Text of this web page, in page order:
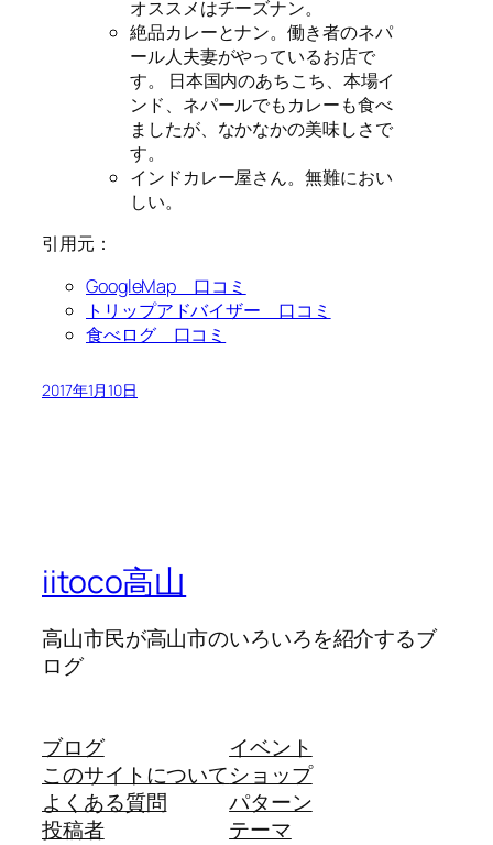
オススメはチーズナン。
絶品カレーとナン。働き者のネパ
ール人夫妻がやっているお店で
す。 日本国内のあちこち、本場イ
ンド、ネパールでもカレーも食べ
ましたが、なかなかの美味しさで
す。
インドカレー屋さん。無難におい
しい。
引用元：
GoogleMap 口コミ
トリップアドバイザー 口コミ
食べログ 口コミ
2017年1月10日
iitoco高山
高山市民が高山市のいろいろを紹介するブ
ログ
ブログ
このサイトについて
よくある質問
投稿者
イベント
ショップ
パターン
テーマ